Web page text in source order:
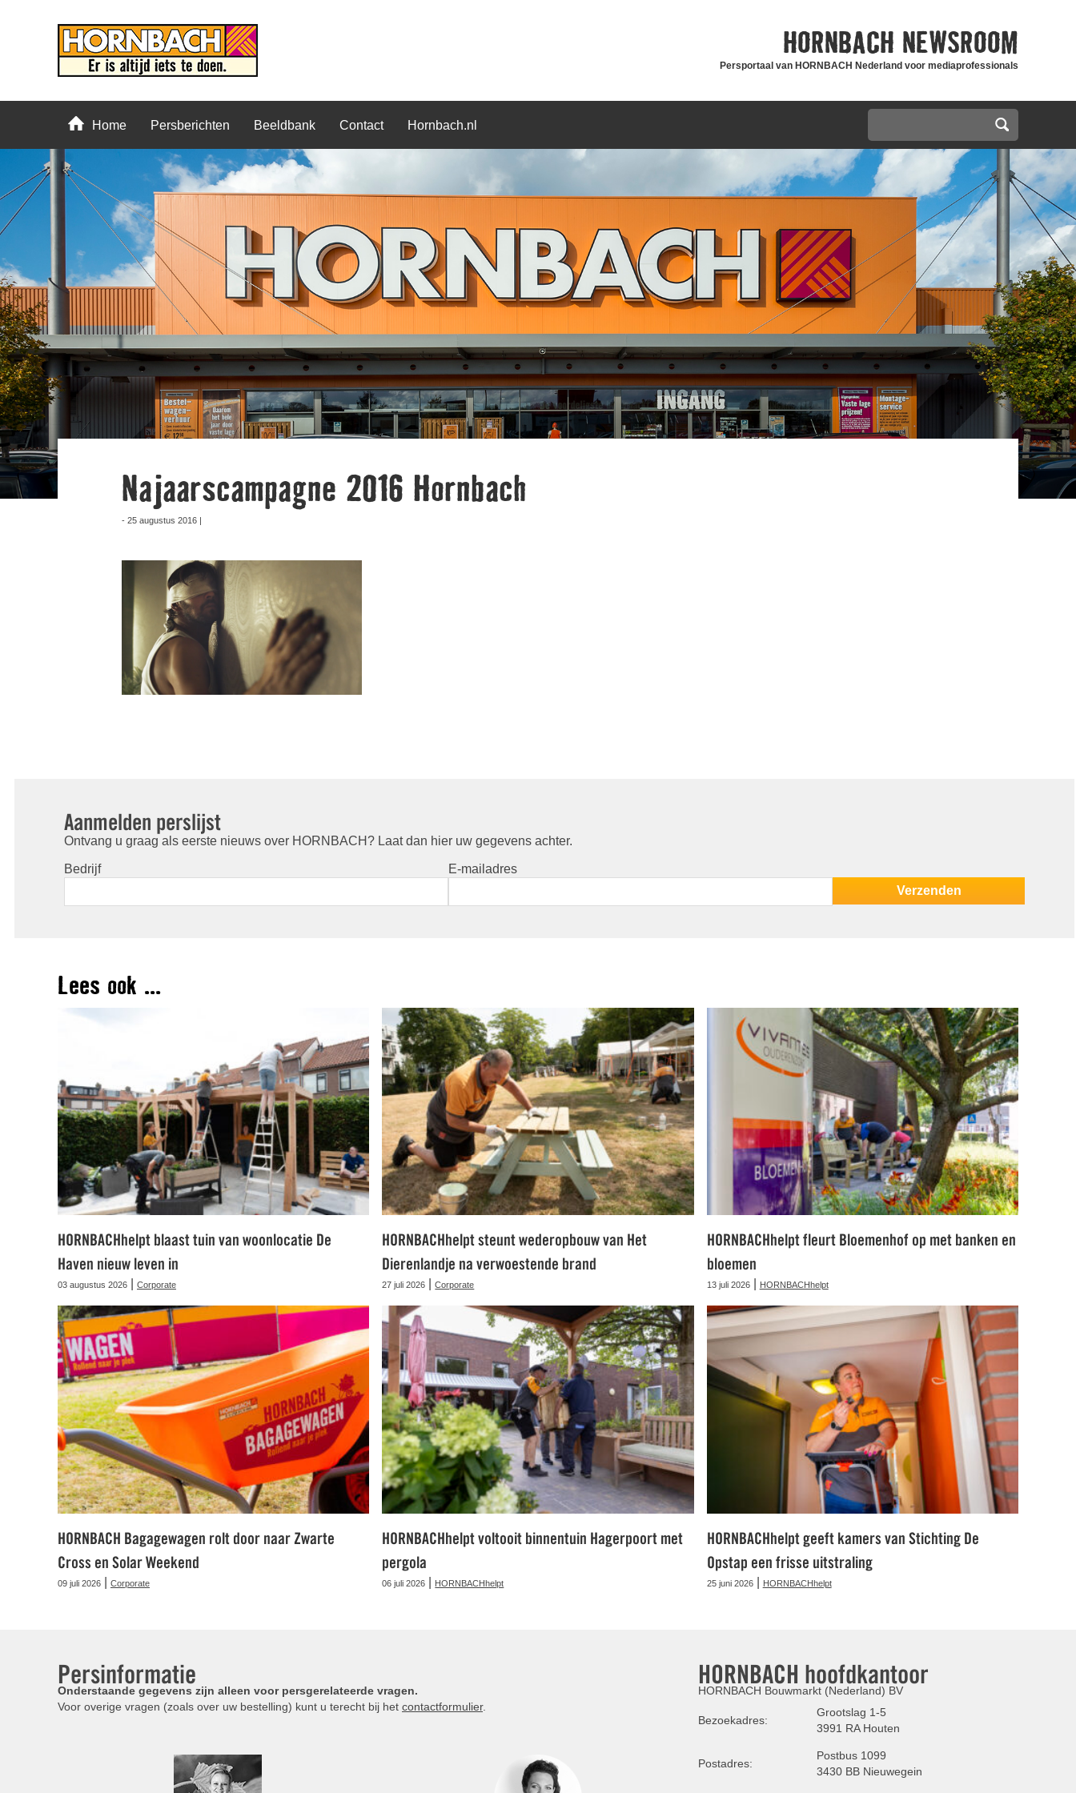
HORNBACH NEWSROOM
Persportaal van HORNBACH Nederland voor mediaprofessionals
Home Persberichten Beeldbank Contact Hornbach.nl
Najaarscampagne 2016 Hornbach
- 25 augustus 2016 |
Aanmelden perslijst
Ontvang u graag als eerste nieuws over HORNBACH? Laat dan hier uw gegevens achter.
Bedrijf E-mailadres
Lees ook ...
HORNBACHhelpt blaast tuin van woonlocatie De
Haven nieuw leven in
03 augustus 2026 Corporate
HORNBACHhelpt steunt wederopbouw van Het
Dierenlandje na verwoestende brand
27 juli 2026 |Corporate
HORNBACHhelpt fleurt Bloemenhof op met banken en
bloemen
13 juli 2026| HORNBACHhelpt
HORNBACH Bagagewagen rolt door naar Zwarte
Cross en Solar Weekend
09 juli 2026 Corporate
HORNBACHhelpt voltooit binnentuin Hagerpoort met
pergola
06 juli 2026 HORNBACHhelpt
HORNBACHhelpt geeft kamers van Stichting De
Opstap een frisse uitstraling
25 juni 2026| HORNBACHhelpt
Persinformatie
Onderstaande gegevens zijn alleen voor persgerelateerde vragen.
Voor overige vragen (zoals over uw bestelling) kunt u terecht bij het contactformulier.
HORNBACH hoofdkantoor
HORNBACH Bouwmarkt (Nederland) BV
Bezoekadres:
Grootslag 1-5
3991 RA Houten
Postadres:
Postbus 1099
3430 BB Nieuwegein